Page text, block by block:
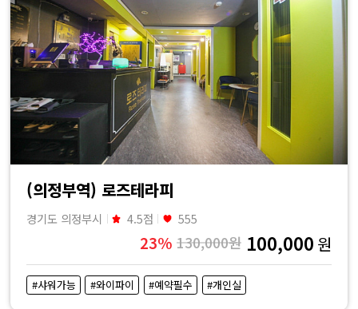
(의정부역) 로즈테라피
경기도 의정부시 4.5점 555
23% 130,000원 100,000 원
#샤워가능 #와이파이 #예약필수 #개인실